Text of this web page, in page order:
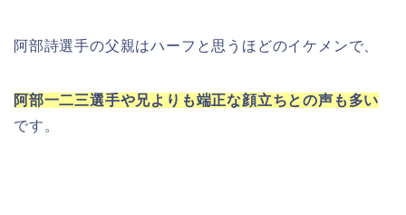
阿部詩選手の父親はハーフと思うほどのイケメンで、
阿部一二三選手や兄よりも端正な顔立ちとの声も多い
です。